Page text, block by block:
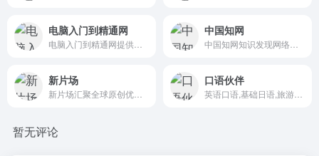
电脑入门到精通网 中国知网
新片场 口语伙伴
暂无评论